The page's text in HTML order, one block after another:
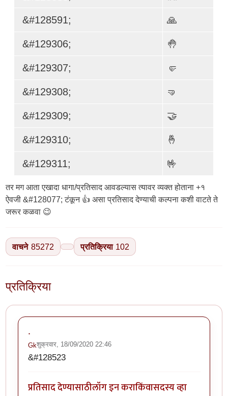
&#128591; 🙏
&#129306; 🤚
&#129307; 🤛
&#129308; 🤜
&#129309; 🤝
&#129310; 🤞
&#129311; 🤟
तर मग आता एखादा धागा/प्रतिसाद आवडल्यास त्यावर व्यक्त होताना +१
ऐवजी &#128077; टंकून 👍 असा प्रतिसाद देण्याची कल्पना कशी वाटते ते
जरूर कळवा 😉
वाचने 85272 प्रतिक्रिया 102
प्रतिक्रिया
.
Gkशुक्रवार, 18/09/2020 22:46
&#128523
प्रतिसाद देण्यासाठीलॉग इन कराकिंवासदस्य व्हा